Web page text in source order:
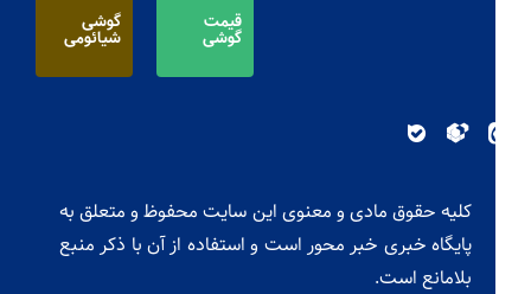
قیمت
گوشی
گوشی
شیائومی
کلیه حقوق مادی و معنوی این سایت محفوظ و متعلق به
پایگاه خبری خبر محور است و استفاده از آن با ذکر منبع
بلامانع است.